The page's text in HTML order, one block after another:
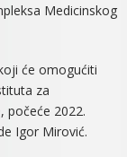
Medicinskog
će omogućiti
za
počeće 2022.
Igor Mirović.